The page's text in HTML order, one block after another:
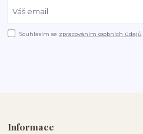
Souhlasím se zpracováním osobních údajů
Informace